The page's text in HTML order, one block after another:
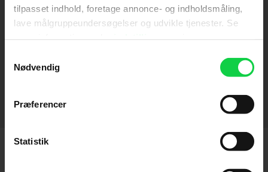
tilpasset indhold, foretage annonce- og indholdsmåling,
lave målgruppeundersøgelser og udvikle tjenester. Se
tilbage eller ændre indstillinger fra vores
"Cookiedeklaration", eller ved at trykke på "Privacy
Indsamle præcise oplysninger om din placering,
Identificere din enhed baseret på en scanning af
Nødvendig
Præferencer
Statistik
Operation Fortune: Ruse de Guerre 2023
Child's Play
Scott Pilgrim mod verden
Funny People